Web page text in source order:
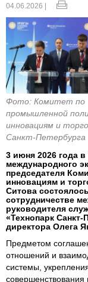
04.06.2026 |
Фото: Комитет по
промышленной
инновациям и
Санкт-Петербурга
3 июня 2026 года в
международного
председателя
инновациям и
Ситова
сотрудничестве
руководителя
«Технопарк Санкт-
директора Олега
Предметом
отношений и
системы,